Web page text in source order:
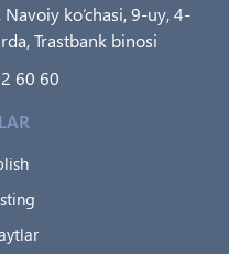
ko‘chasi, 9-uy, 4-
Trastbank binosi
60 60